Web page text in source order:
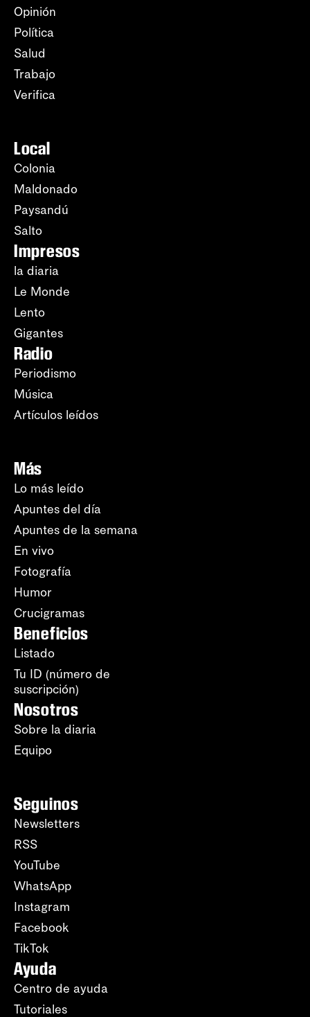
Opinión
Política
Salud
Trabajo
Verifica
Local
Colonia
Maldonado
Paysandú
Salto
Impresos
la diaria
Le Monde
Lento
Gigantes
Radio
Periodismo
Música
Artículos leídos
Más
Lo más leído
Apuntes del día
Apuntes de la semana
En vivo
Fotografía
Humor
Crucigramas
Beneficios
Listado
Tu ID (número de
suscripción)
Nosotros
Sobre la diaria
Equipo
Seguinos
Newsletters
RSS
YouTube
WhatsApp
Instagram
Facebook
TikTok
Ayuda
Centro de ayuda
Tutoriales